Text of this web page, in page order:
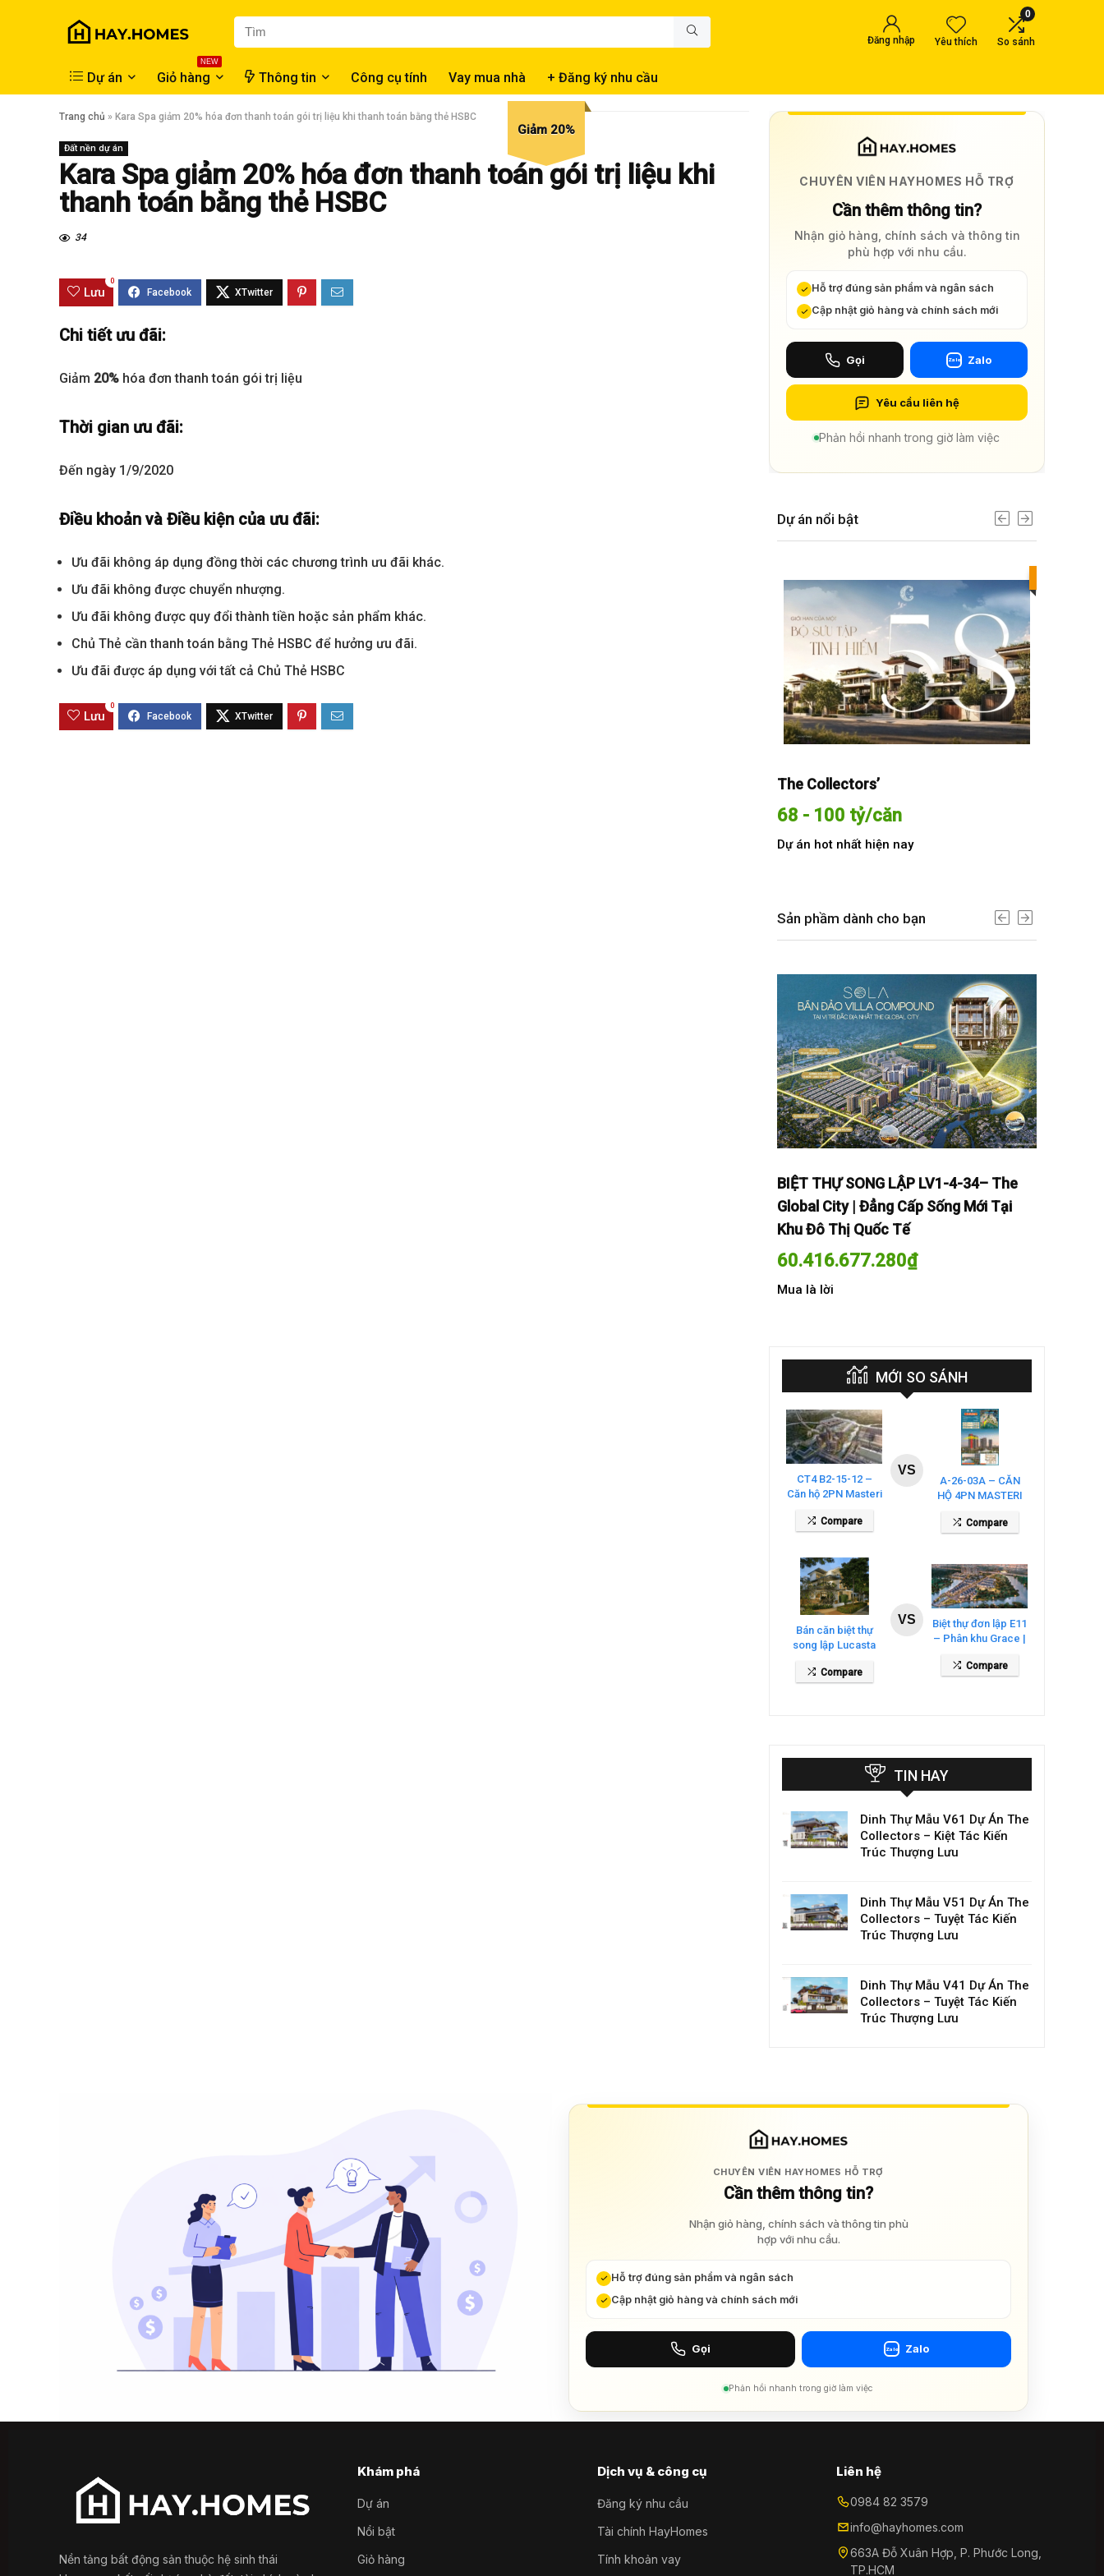
Đăng nhập Yêu thích
0
So sánh
Dự án
NEW
Giỏ hàng Thông tin Công cụ tính Vay mua nhà + Đăng ký nhu cầu
Giảm 20%
Trang chủ » Kara Spa giảm 20% hóa đơn thanh toán gói trị liệu khi thanh toán bằng thẻ HSBC
Đất nền dự án
Kara Spa giảm 20% hóa đơn thanh toán gói trị liệu khi
thanh toán bằng thẻ HSBC
34
Lưu
0
Chi tiết ưu đãi:
Giảm 20% hóa đơn thanh toán gói trị liệu
Thời gian ưu đãi:
Đến ngày 1/9/2020
Điều khoản và Điều kiện của ưu đãi:
Ưu đãi không áp dụng đồng thời các chương trình ưu đãi khác.
Ưu đãi không được chuyển nhượng.
Ưu đãi không được quy đổi thành tiền hoặc sản phẩm khác.
Chủ Thẻ cần thanh toán bằng Thẻ HSBC để hưởng ưu đãi.
Ưu đãi được áp dụng với tất cả Chủ Thẻ HSBC
Lưu
0
CHUYÊN VIÊN HAYHOMES HỖ TRỢ
Cần thêm thông tin?
Nhận giỏ hàng, chính sách và thông tin
phù hợp với nhu cầu.
Hỗ trợ đúng sản phẩm và ngân sách
Cập nhật giỏ hàng và chính sách mới
Gọi Zalo Zalo
Yêu cầu liên hệ
Phản hồi nhanh trong giờ làm việc
Dự án nổi bật
The Collectors’
68 - 100 tỷ/căn
Dự án hot nhất hiện nay
Sản phầm dành cho bạn
BIỆT THỰ SONG LẬP LV1-4-34– The
Global City | Đẳng Cấp Sống Mới Tại
Khu Đô Thị Quốc Tế
60.416.677.280₫
Mua là lời
MỚI SO SÁNH
CT4 B2-15-12 –
Căn hộ 2PN Masteri
Compare
VS
A-26-03A – CĂN
HỘ 4PN MASTERI
COSMO CENTRAL
– THE GLOBAL
Compare
Bán căn biệt thự
song lập Lucasta
Villa – DT 175m2
giá 26 tỷ
Compare
VS
Biệt thự đơn lập E11
– Phân khu Grace |
Waters
Compare
TIN HAY
Dinh Thự Mẫu V61 Dự Án The
Collectors – Kiệt Tác Kiến
Trúc Thượng Lưu
Dinh Thự Mẫu V51 Dự Án The
Collectors – Tuyệt Tác Kiến
Trúc Thượng Lưu
Dinh Thự Mẫu V41 Dự Án The
Collectors – Tuyệt Tác Kiến
Trúc Thượng Lưu
CHUYÊN VIÊN HAYHOMES HỖ TRỢ
Cần thêm thông tin?
Nhận giỏ hàng, chính sách và thông tin phù
hợp với nhu cầu.
Hỗ trợ đúng sản phẩm và ngân sách
Cập nhật giỏ hàng và chính sách mới
Gọi Zalo Zalo
Phản hồi nhanh trong giờ làm việc
Nền tảng bất động sản thuộc hệ sinh thái
Khám phá
Dự án
Nổi bật
Giỏ hàng
Dịch vụ & công cụ
Đăng ký nhu cầu
Tài chính HayHomes
Tính khoản vay
Liên hệ
0984 82 3579
info@hayhomes.com
663A Đỗ Xuân Hợp, P. Phước Long,
TP.HCM